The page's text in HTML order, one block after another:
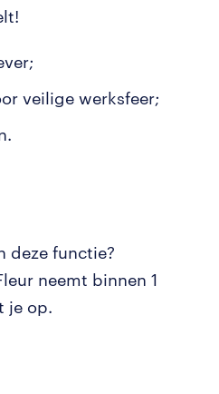
veilige werksfeer;
deze functie?
neemt binnen 1
je op.